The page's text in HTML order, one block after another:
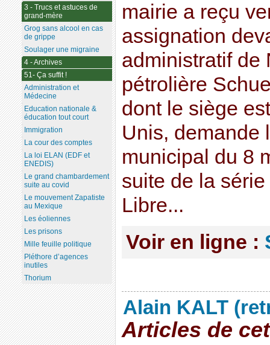
mairie a reçu
assignation
administratif de
pétrolière
dont le siège
Unis, demande
municipal du 8
suite de la
Libre...
Voir en ligne :
Alain KALT
Articles de
3 - Trucs et astuces de
grand-mère
Grog sans alcool en cas
de grippe
Soulager une migraine
4 - Archives
51- Ça suffit !
Administration et
Médecine
Education nationale &
éducation tout court
Immigration
La cour des comptes
La loi ELAN (EDF et
ENEDIS)
Le grand chambardement
suite au covid
Le mouvement Zapatiste
au Mexique
Les éoliennes
Les prisons
Mille feuille politique
Pléthore d’agences
inutiles
Thorium